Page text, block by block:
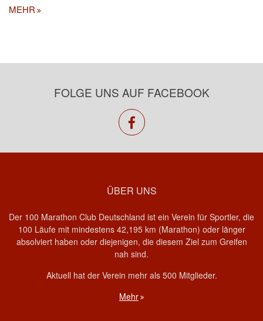
MEHR
FOLGE UNS AUF FACEBOOK
facebook
ÜBER UNS
Der 100 Marathon Club Deutschland ist ein Verein für Sportler, die
100 Läufe mit mindestens 42,195 km (Marathon) oder länger
absolviert haben oder diejenigen, die diesem Ziel zum Greifen
nah sind.
Aktuell hat der Verein mehr als 500 Mitglieder.
Mehr